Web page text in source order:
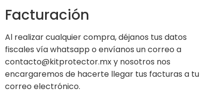
Facturación
Al realizar cualquier compra, déjanos tus datos
fiscales vía whatsapp o envíanos un correo a
contacto@kitprotector.mx y nosotros nos
encargaremos de hacerte llegar tus facturas a tu
correo electrónico.